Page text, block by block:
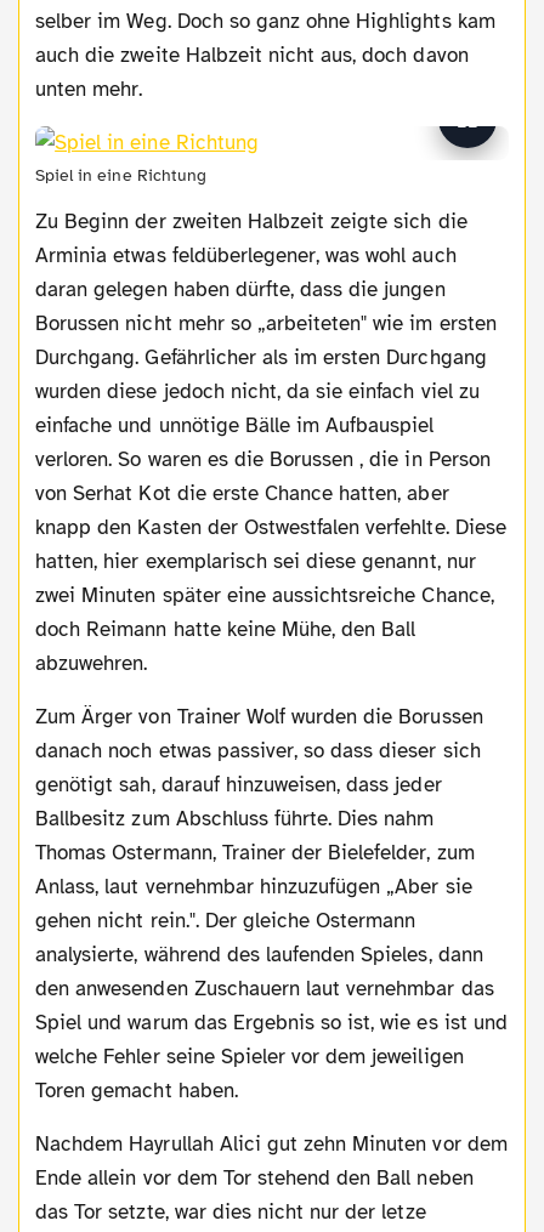
selber im Weg. Doch so ganz ohne Highlights kam
auch die zweite Halbzeit nicht aus, doch davon
unten mehr.
Spiel in eine Richtung
Zu Beginn der zweiten Halbzeit zeigte sich die
Arminia etwas feldüberlegener, was wohl auch
daran gelegen haben dürfte, dass die jungen
Borussen nicht mehr so „arbeiteten" wie im ersten
Durchgang. Gefährlicher als im ersten Durchgang
wurden diese jedoch nicht, da sie einfach viel zu
einfache und unnötige Bälle im Aufbauspiel
verloren. So waren es die Borussen , die in Person
von Serhat Kot die erste Chance hatten, aber
knapp den Kasten der Ostwestfalen verfehlte. Diese
hatten, hier exemplarisch sei diese genannt, nur
zwei Minuten später eine aussichtsreiche Chance,
doch Reimann hatte keine Mühe, den Ball
abzuwehren.
Zum Ärger von Trainer Wolf wurden die Borussen
danach noch etwas passiver, so dass dieser sich
genötigt sah, darauf hinzuweisen, dass jeder
Ballbesitz zum Abschluss führte. Dies nahm
Thomas Ostermann, Trainer der Bielefelder, zum
Anlass, laut vernehmbar hinzuzufügen „Aber sie
gehen nicht rein.". Der gleiche Ostermann
analysierte, während des laufenden Spieles, dann
den anwesenden Zuschauern laut vernehmbar das
Spiel und warum das Ergebnis so ist, wie es ist und
welche Fehler seine Spieler vor dem jeweiligen
Toren gemacht haben.
Nachdem Hayrullah Alici gut zehn Minuten vor dem
Ende allein vor dem Tor stehend den Ball neben
das Tor setzte, war dies nicht nur der letze